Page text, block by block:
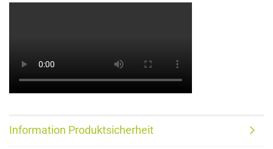
Information Produktsicherheit